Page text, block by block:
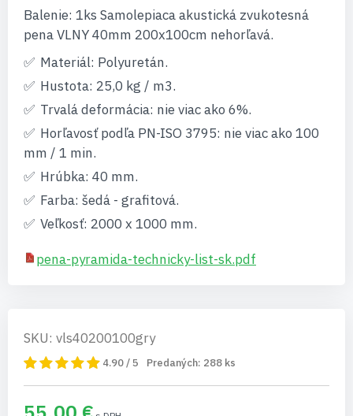
Balenie: 1ks Samolepiaca akustická zvukotesná
pena VLNY 40mm 200x100cm nehorľavá.
Materiál: Polyuretán.
Hustota: 25,0 kg / m3.
Trvalá deformácia: nie viac ako 6%.
Horľavosť podľa PN-ISO 3795: nie viac ako 100
mm / 1 min.
Hrúbka: 40 mm.
Farba: šedá - grafitová.
Veľkosť: 2000 x 1000 mm.
pena-pyramida-technicky-list-sk.pdf
SKU: vls40200100gry
4.90 / 5 Predaných: 288 ks